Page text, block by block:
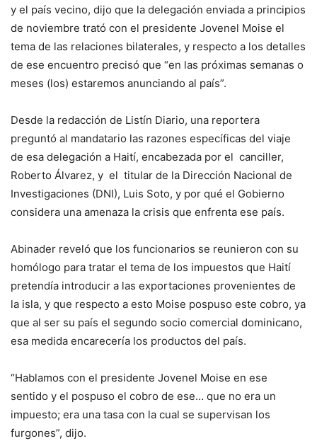
y el país vecino, dijo que la delegación enviada a principios
de noviembre trató con el presidente Jovenel Moise el
tema de las relaciones bilaterales, y respecto a los detalles
de ese encuentro precisó que “en las próximas semanas o
meses (los) estaremos anunciando al país”.
Desde la redacción de Listín Diario, una reportera
preguntó al mandatario las razones específicas del viaje
de esa delegación a Haití, encabezada por el canciller,
Roberto Álvarez, y el titular de la Dirección Nacional de
Investigaciones (DNI), Luis Soto, y por qué el Gobierno
considera una amenaza la crisis que enfrenta ese país.
Abinader reveló que los funcionarios se reunieron con su
homólogo para tratar el tema de los impuestos que Haití
pretendía introducir a las exportaciones provenientes de
la isla, y que respecto a esto Moise pospuso este cobro, ya
que al ser su país el segundo socio comercial dominicano,
esa medida encarecería los productos del país.
“Hablamos con el presidente Jovenel Moise en ese
sentido y el pospuso el cobro de ese… que no era un
impuesto; era una tasa con la cual se supervisan los
furgones”, dijo.